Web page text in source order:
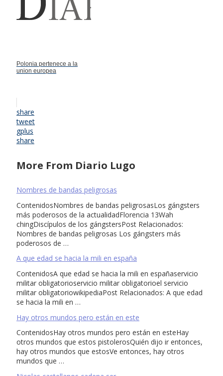
Polonia pertenece a la
union europea
share
tweet
gplus
share
More From Diario Lugo
Nombres de bandas peligrosas
ContenidosNombres de bandas peligrosasLos gángsters
más poderosos de la actualidadFlorencia 13Wah
chingDiscípulos de los gángstersPost Relacionados:
Nombres de bandas peligrosas Los gángsters más
poderosos de …
A que edad se hacia la mili en españa
ContenidosA que edad se hacia la mili en españaservicio
militar obligatorioservicio militar obligatorioel servicio
militar obligatoriowikipediaPost Relacionados: A que edad
se hacia la mili en …
Hay otros mundos pero están en este
ContenidosHay otros mundos pero están en esteHay
otros mundos que estos pistolerosQuién dijo ir entonces,
hay otros mundos que estosVe entonces, hay otros
mundos que …